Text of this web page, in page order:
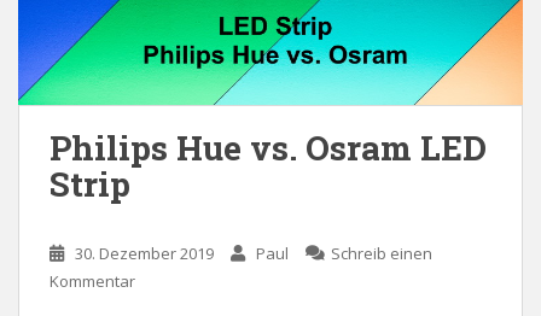
Philips Hue vs. Osram LED
Strip
30. Dezember 2019 Paul
Schreib einen
Kommentar